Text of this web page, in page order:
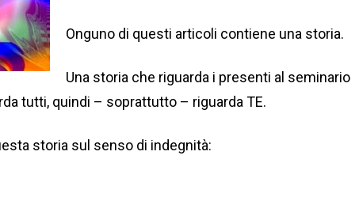
Onguno di questi articoli contiene una storia.
Una storia che riguarda i presenti al seminario
tutti, quindi – soprattutto – riguarda TE.
storia sul senso di indegnità: